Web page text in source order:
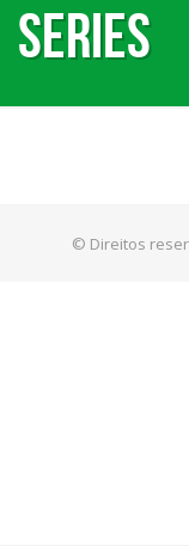
Series
© Direitos